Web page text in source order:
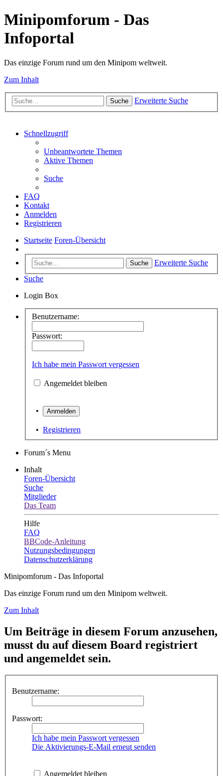
Minipomforum - Das
Infoportal
Das einzige Forum rund um den Minipom weltweit.
Zum Inhalt
Suche Erweiterte Suche
Schnellzugriff
Unbeantwortete Themen
Aktive Themen
Suche
FAQ
Kontakt
Anmelden
Registrieren
Startseite Foren-Übersicht
Suche
Erweiterte Suche
Suche
Login Box
Benutzername:
Passwort:
Ich habe mein Passwort vergessen
Angemeldet bleiben
•
• Registrieren
Forum´s Menu
Inhalt
Foren-Übersicht
Suche
Mitglieder
Das Team
Hilfe
FAQ
BBCode-Anleitung
Nutzungsbedingungen
Datenschutzerklärung
Minipomforum - Das Infoportal
Das einzige Forum rund um den Minipom weltweit.
Zum Inhalt
Um Beiträge in diesem Forum anzusehen,
musst du auf diesem Board registriert
und angemeldet sein.
Benutzername:
Passwort:
Ich habe mein Passwort vergessen
Die Aktivierungs-E-Mail erneut senden
Angemeldet bleiben